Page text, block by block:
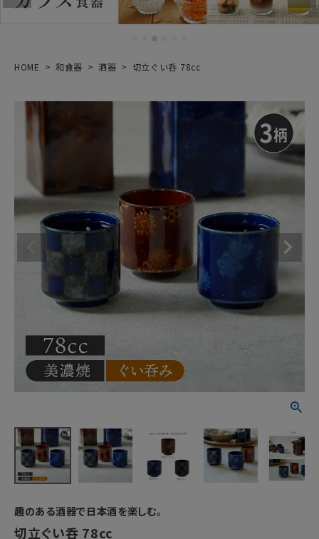
HOME 和食器 酒器 切立ぐい呑 78cc
趣のある酒器で日本酒を楽しむ。
切立ぐい呑 78cc